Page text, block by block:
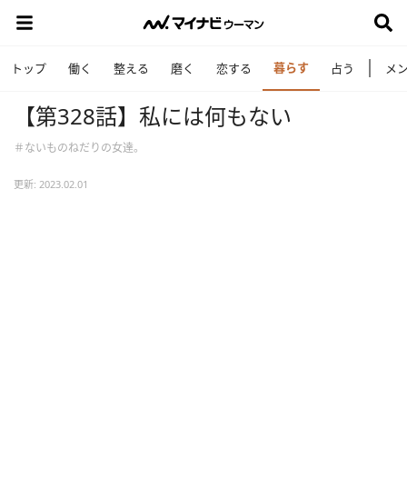
トップ 働く 整える 磨く 恋する 暮らす 占う メ
【第328話】私には何もない
＃ないものねだりの女達。
更新: 2023.02.01